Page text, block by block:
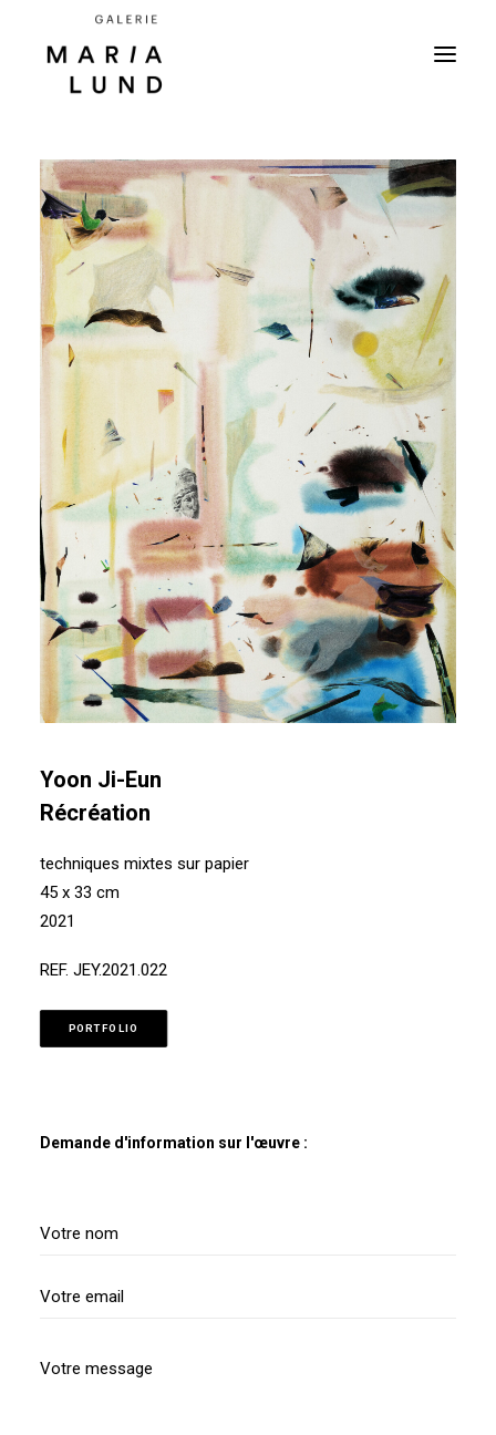
Yoon Ji-Eun
Récréation
techniques mixtes sur papier
45 x 33 cm
2021
REF. JEY.2021.022
PORTFOLIO
Demande d'information sur l'œuvre :